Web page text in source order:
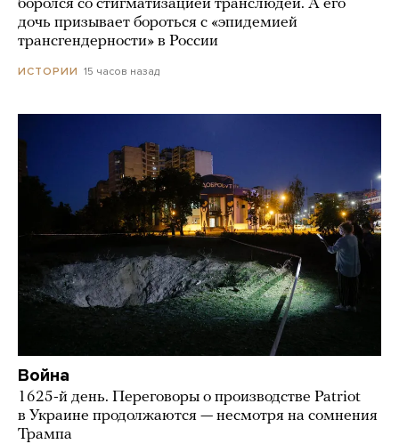
боролся со стигматизацией транслюдей. А его
дочь призывает бороться с «эпидемией
трансгендерности» в России
ИСТОРИИ 15 часов назад
Война
1625-й день. Переговоры о производстве Patriot
в Украине продолжаются — несмотря на сомнения
Трампа